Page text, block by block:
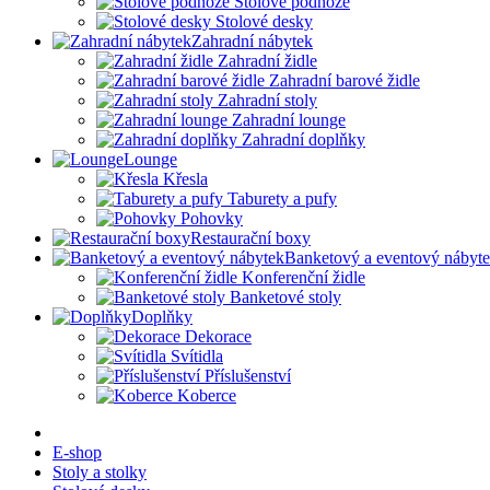
Stolové desky
Zahradní nábytek
Zahradní židle
Zahradní barové židle
Zahradní stoly
Zahradní lounge
Zahradní doplňky
Lounge
Křesla
Taburety a pufy
Pohovky
Restaurační boxy
Banketový a eventový
Konferenční židle
Banketové stoly
Doplňky
Dekorace
Svítidla
Příslušenství
Koberce
E-shop
Stoly a stolky